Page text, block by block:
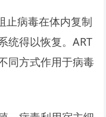
止病毒在体内复制
统得以恢复。ART
同方式作用于病毒